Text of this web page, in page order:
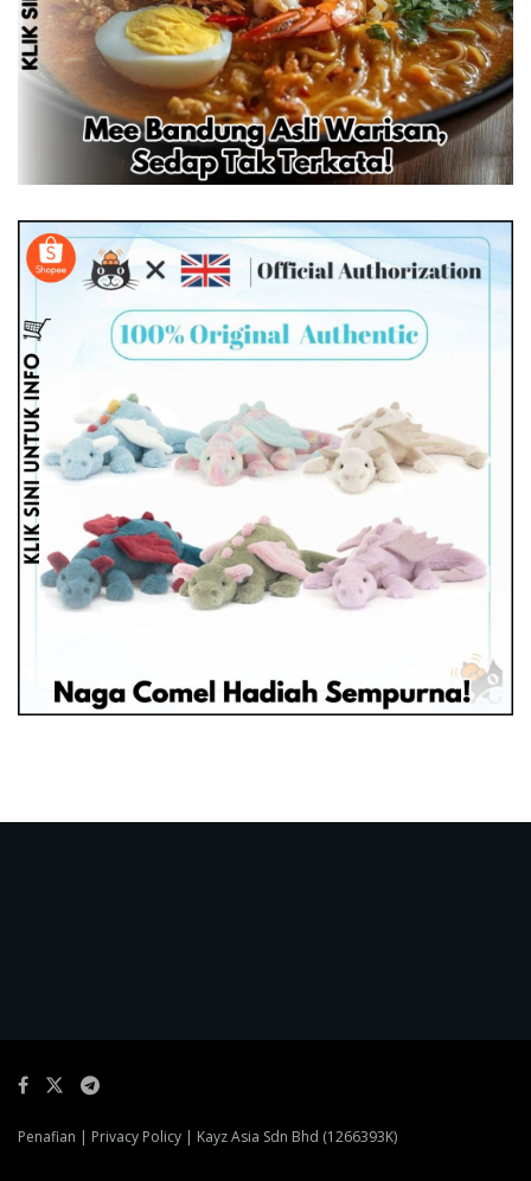
Penafian | Privacy Policy | Kayz Asia Sdn Bhd (1266393K)